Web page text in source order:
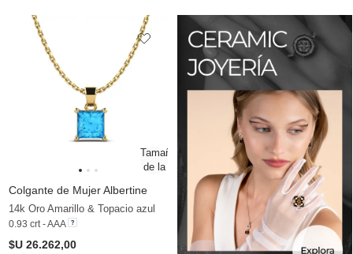
Colgante de Mujer Albertine
14k Oro Amarillo & Topacio azul
0.93 crt - AAA
$U 26.262,00